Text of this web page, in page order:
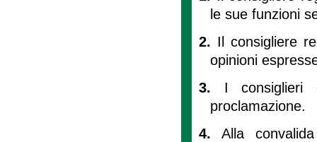
le sue funzioni
2. Il consigliere
opinioni
3. I consiglieri
proclamazione.
4.Alla